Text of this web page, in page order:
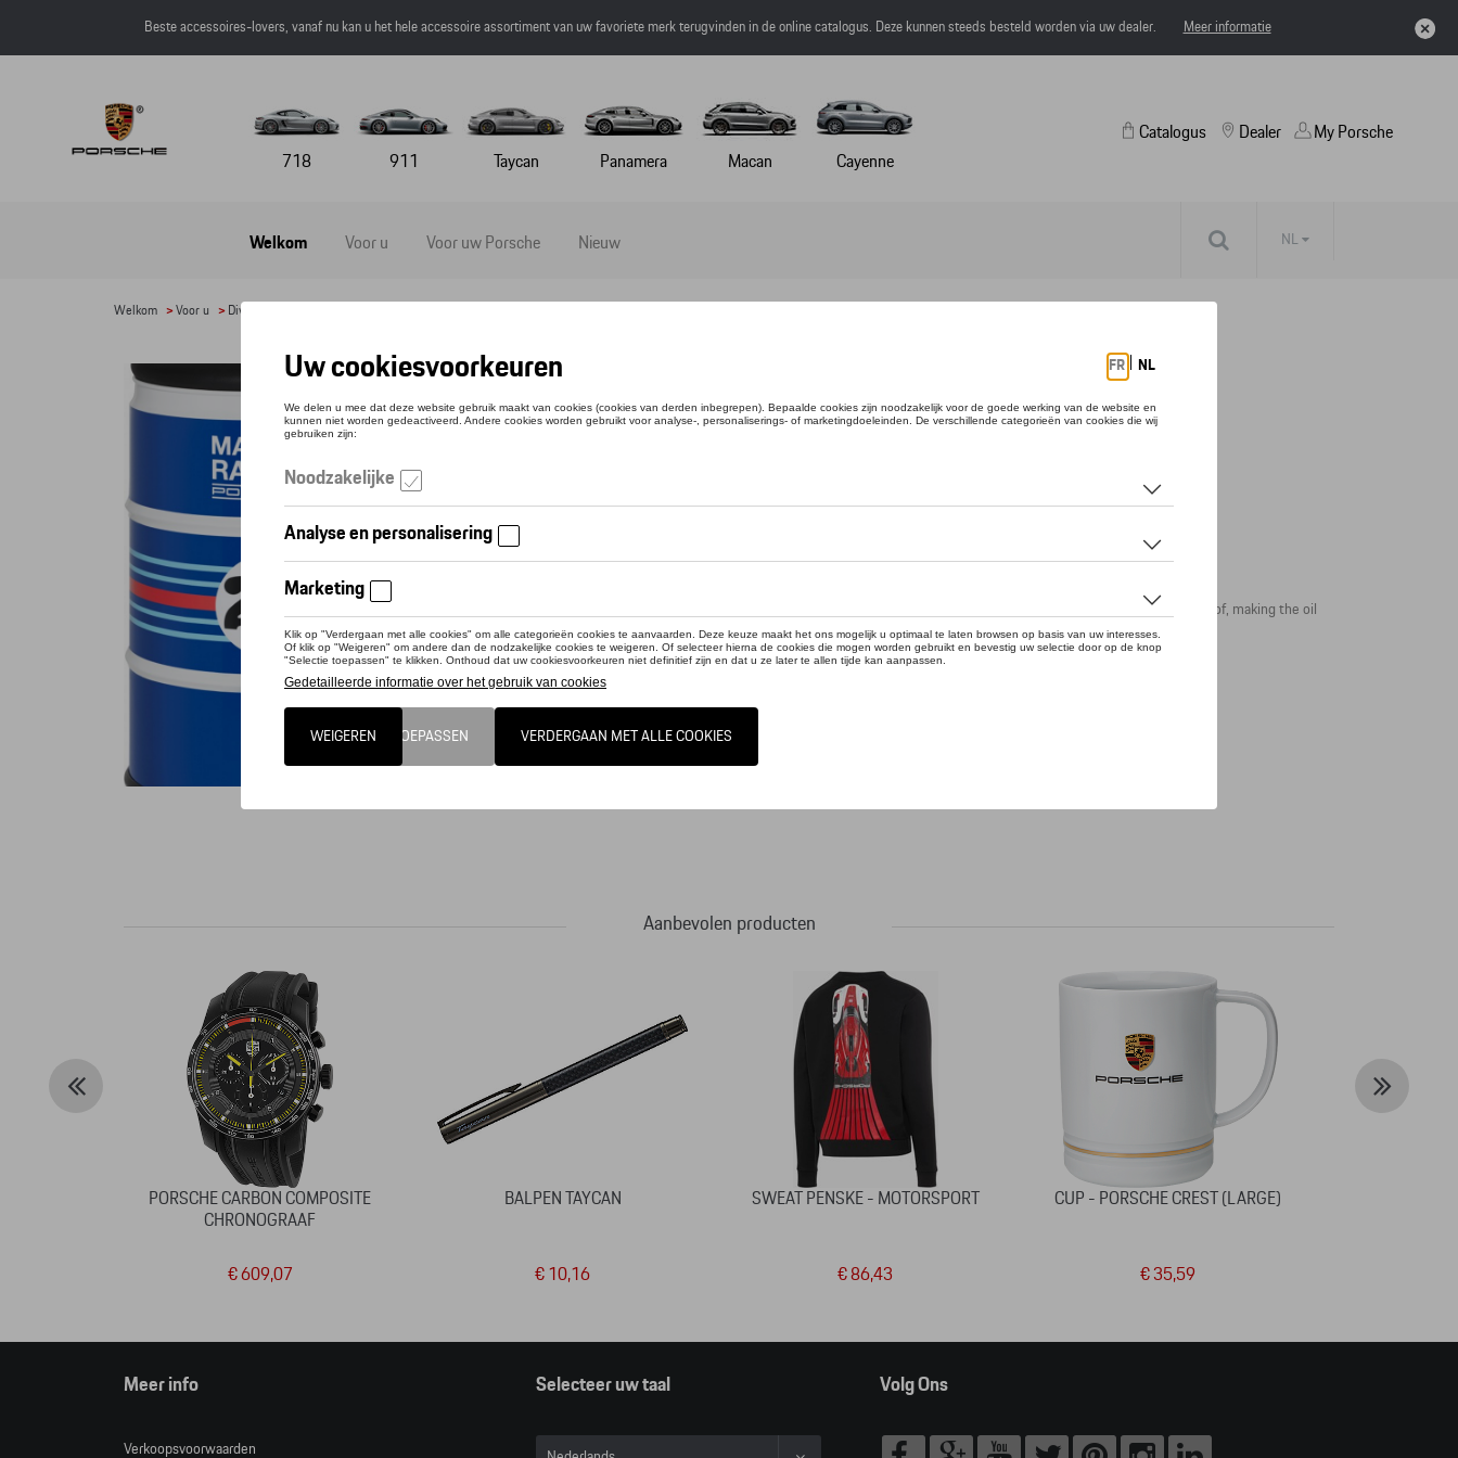
Beste accessoires-lovers, vanaf nu kan u het hele accessoire assortiment van uw favoriete merk terugvinden in de online catalogus. Deze kunnen steeds besteld worden via uw dealer. Meer informatie
718 911 Taycan Panamera Macan Cayenne
Catalogus
Welkom Voor u Voor uw Porsche Nieuw
Dealer My Porsche
NL
Welkom >Voor u > Divers
OIL DRUM SEAT – MARTINI RACING®
Referentie: WAP0501000MSFS
Contacteer uw dealer om te bestellen
Sit stylishly. It's easy with the high quality, refined oil drum in the MARTINI RACING® design. The film is waterproof and weatherproof, making the oil
drum seat suitable for indoors and outdoors. Dimensions: 400 mm x 400 mm x 600 mm
Aanbevolen producten
PORSCHE CARBON COMPOSITE
CHRONOGRAAF
€ 609,07
BALPEN TAYCAN
€ 10,16
SWEAT PENSKE - MOTORSPORT
€ 86,43
CUP - PORSCHE CREST (LARGE)
€ 35,59
Meer info
Verkoopsvoorwaarden
Selecteer uw taal Volg Ons